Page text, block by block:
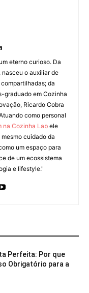
eterno curioso. Da
o auxiliar de
da
graduado em Cozinha
Ricardo Cobra
como personal
na Cozinha Labele
cuidado da
um espaço para
de um ecossistema
e lifestyle."
Perfeita: Por que
Obrigatório para a